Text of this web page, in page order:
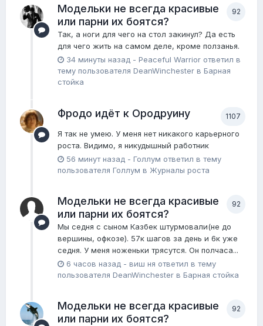
92
Модельки не всегда красивые
или парни их боятся?
Так, а ноги для чего на стол закинул? Да есть
для чего жить на самом деле, кроме ползанья.
34 минуты назад - Peaceful Warrior ответил в
тему пользователя DeanWinchester в Барная
стойка
1107
Фродо идёт к Ородруину
Я так не умею. У меня нет никакого карьерного
роста. Видимо, я никудышный работник
56 минут назад - Голлум ответил в тему
пользователя Голлум в Журналы роста
92
Модельки не всегда красивые
или парни их боятся?
Мы седня с сыном Казбек штурмовали(не до
вершины, офкозе). 57к шагов за день и 6к уже
седня. У меня ноженьки трясутся. Он полчаса...
6 часов назад - виш ня ответил в тему
пользователя DeanWinchester в Барная стойка
92
Модельки не всегда красивые
или парни их боятся?